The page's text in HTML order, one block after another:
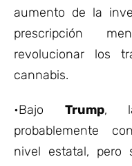
aumento de la
prescripción
revolucionar los
cannabis.
•Bajo Trump, la
probablemente
nivel estatal, pero